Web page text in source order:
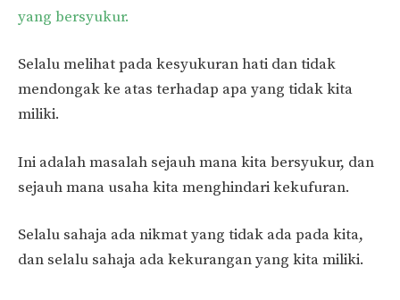
yang bersyukur.
Selalu melihat pada kesyukuran hati dan tidak
mendongak ke atas terhadap apa yang tidak kita
miliki.
Ini adalah masalah sejauh mana kita bersyukur, dan
sejauh mana usaha kita menghindari kekufuran.
Selalu sahaja ada nikmat yang tidak ada pada kita,
dan selalu sahaja ada kekurangan yang kita miliki.